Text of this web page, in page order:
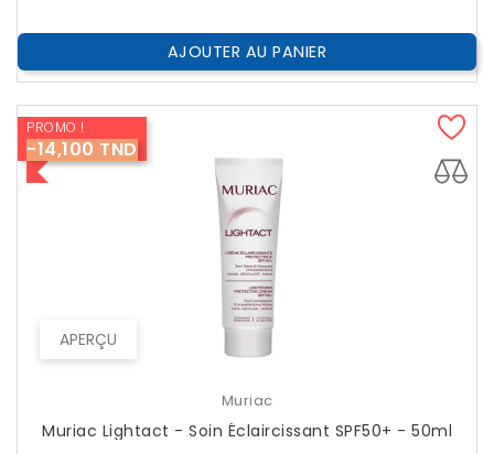
AJOUTER AU PANIER
APERÇU
PROMO !
-14,100 TND
Muriac
Muriac Lightact - Soin Éclaircissant SPF50+ - 50ml